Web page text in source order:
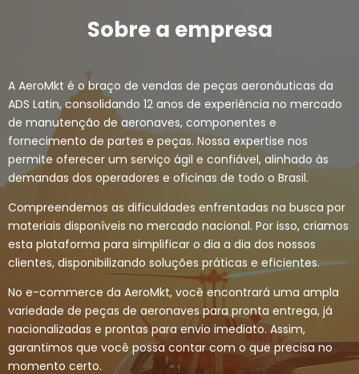
Sobre a empresa
A AeroMkt é o braço de vendas de peças aeronáuticas da
ADS Latin, consolidando 12 anos de experiência no mercado
de manutenção de aeronaves, componentes e
fornecimento de partes e peças. Nossa expertise nos
permite oferecer um serviço ágil e confiável, alinhado às
demandas dos operadores e oficinas de todo o Brasil.
Compreendemos as dificuldades enfrentadas na busca por
materiais disponíveis no mercado nacional. Por isso, criamos
esta plataforma para simplificar o dia a dia dos nossos
clientes, disponibilizando soluções práticas e eficientes.
No e-commerce da AeroMkt, você encontrará uma ampla
variedade de peças de aeronaves para pronta entrega, já
nacionalizadas e prontas para envio imediato. Assim,
garantimos que você possa contar com o que precisa no
momento certo.